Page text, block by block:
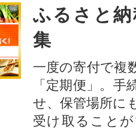
ふるさと
集
一度の寄付で複
「定期便」。
せ、保管場所に
受け取ること